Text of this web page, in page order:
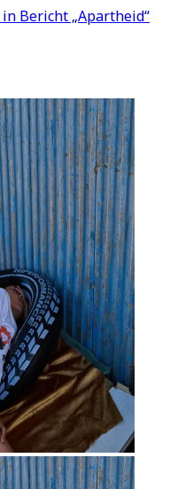
Bericht „Apartheid“